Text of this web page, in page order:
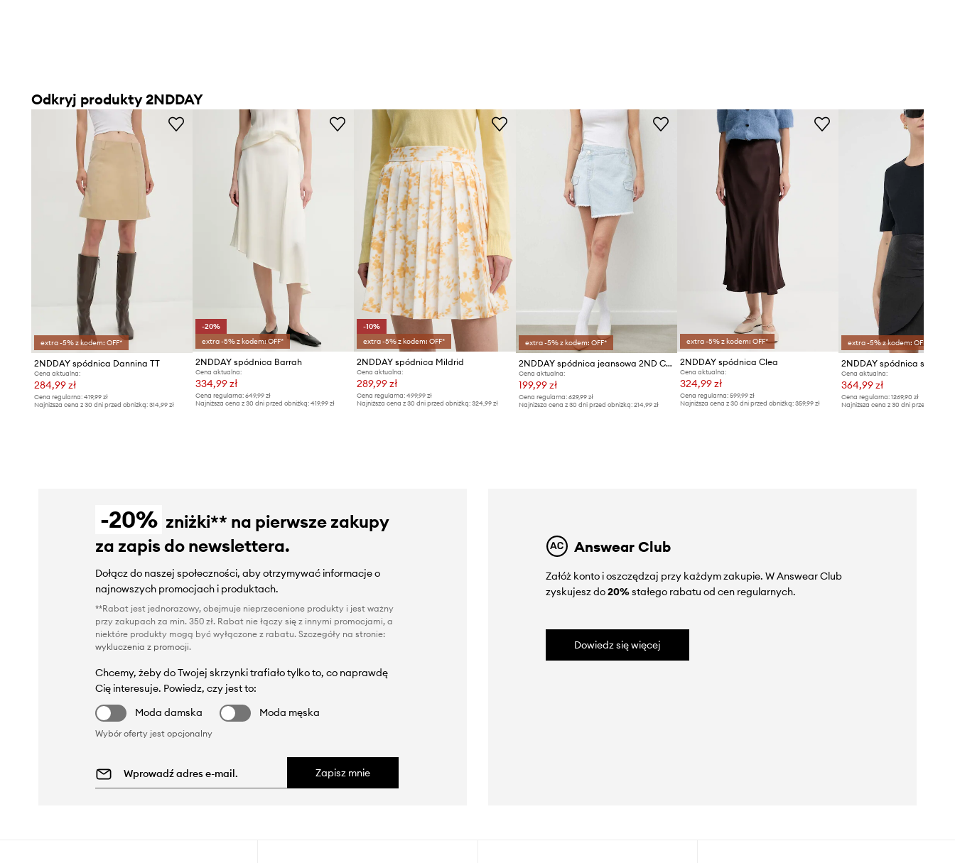
Odkryj produkty 2NDDAY
extra -5% z kodem: OFF*
2NDDAY spódnica Dannina TT
Cena aktualna:
284,99 zł
Cena regularna: 419,99 zł
Najniższa cena z 30 dni przed obniżką: 314,99 zł
-20%
extra -5% z kodem: OFF*
2NDDAY spódnica Barrah
Cena aktualna:
334,99 zł
Cena regularna:649,99 zł
Najniższa cena z 30 dni przed obniżką:419,99 zł
-10%
extra -5% z kodem: OFF*
2NDDAY spódnica Mildrid
Cena aktualna:
289,99 zł
Cena regularna: 499,99 zł
Najniższa cena z 30 dni przed obniżką: 324,99 zł
extra -5% z kodem: OFF*
2NDDAY spódnica jeansowa 2ND Colton TT - Classic Denim
Cena aktualna:
199,99 zł
Cena regularna: 629,99 zł
Najniższa cena z 30 dni przed obniżką: 214,99 zł
extra -5% z kodem: OFF*
2NDDAY spódnica Clea
Cena aktualna:
324,99 zł
Cena regularna:599,99 zł
Najniższa cena z 30 dni przed obniżką:359,99 zł
extra -5% z kodem: OFF*
2NDDAY spódnica
Cena aktualna:
364,99 zł
Cena regularna: 1269,90 zł
Najniższa cena z 30 dni przed obniżką:
-20% zniżki** na pierwsze zakupy
za zapis do newslettera.
Dołącz do naszej społeczności, aby otrzymywać informacje o
najnowszych promocjach i produktach.
**Rabat jest jednorazowy, obejmuje nieprzecenione produkty i jest ważny
przy zakupach za min. 350 zł. Rabat nie łączy się z innymi promocjami, a
niektóre produkty mogą być wyłączone z rabatu. Szczegóły na stronie:
wykluczenia z promocji.
Chcemy, żeby do Twojej skrzynki trafiało tylko to, co naprawdę
Cię interesuje. Powiedz, czy jest to:
Moda damska
Moda męska
Wybór oferty jest opcjonalny
Zapisz mnie
Answear Club
Załóż konto i oszczędzaj przy każdym zakupie. W Answear Club
zyskujesz do20%stałego rabatu od cen regularnych.
Dowiedz się więcej